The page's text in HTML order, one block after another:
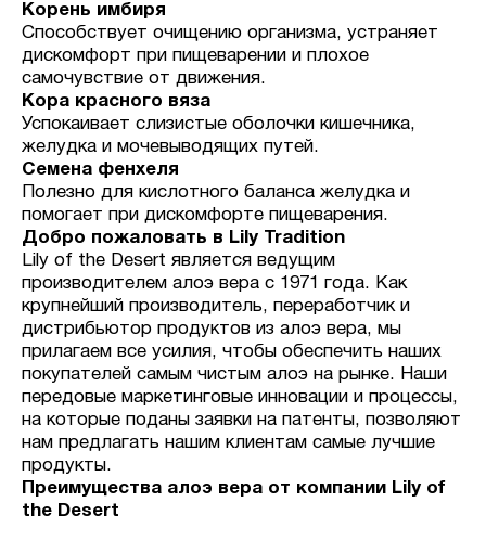
Корень имбиря
Способствует очищению организма, устраняет
дискомфорт при пищеварении и плохое
самочувствие от движения.
Кора красного вяза
Успокаивает слизистые оболочки кишечника,
желудка и мочевыводящих путей.
Семена фенхеля
Полезно для кислотного баланса желудка и
помогает при дискомфорте пищеварения.
Добро пожаловать в Lily Tradition
Lily of the Desert является ведущим
производителем алоэ вера с 1971 года. Как
крупнейший производитель, переработчик и
дистрибьютор продуктов из алоэ вера, мы
прилагаем все усилия, чтобы обеспечить наших
покупателей самым чистым алоэ на рынке. Наши
передовые маркетинговые инновации и процессы,
на которые поданы заявки на патенты, позволяют
нам предлагать нашим клиентам самые лучшие
продукты.
Преимущества алоэ вера от компании Lily of
the Desert